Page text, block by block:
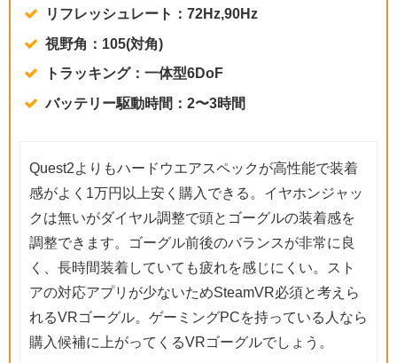
リフレッシュレート：72Hz,90Hz
視野角：105(対角)
トラッキング：一体型6DoF
バッテリー駆動時間：2〜3時間
Quest2よりもハードウエアスペックが高性能で装着
感がよく1万円以上安く購入できる。イヤホンジャッ
クは無いがダイヤル調整で頭とゴーグルの装着感を
調整できます。ゴーグル前後のバランスが非常に良
く、長時間装着していても疲れを感じにくい。スト
アの対応アプリが少ないためSteamVR必須と考えら
れるVRゴーグル。ゲーミングPCを持っている人なら
購入候補に上がってくるVRゴーグルでしょう。